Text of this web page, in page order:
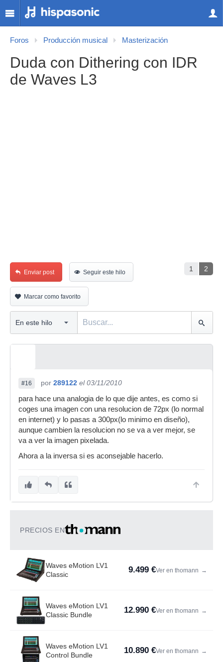
Foros Producción musical Masterización
Duda con Dithering con IDR
de Waves L3
1 2
Enviar post Seguir este hilo
Marcar como favorito
#16 por 289122 el 03/11/2010
para hace una analogia de lo que dije antes, es como si
coges una imagen con una resolucion de 72px (lo normal
en internet) y lo pasas a 300px(lo minimo en diseño),
aunque cambien la resolucion no se va a ver mejor, se
va a ver la imagen pixelada.
Ahora a la inversa si es aconsejable hacerlo.
PRECIOS EN
Waves eMotion LV1
Classic
9.499 €Ver en thomann →
Waves eMotion LV1
Classic Bundle
12.990 €Ver en thomann →
Waves eMotion LV1
Control Bundle
10.890 €Ver en thomann →